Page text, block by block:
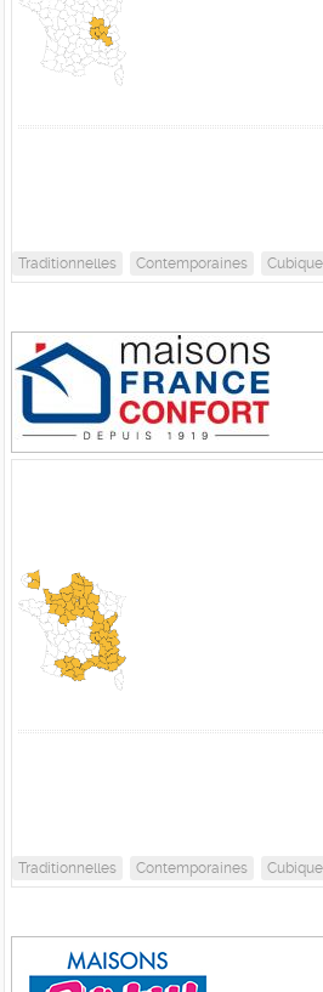
Traditionnelles Contemporaines
Traditionnelles Contemporaines